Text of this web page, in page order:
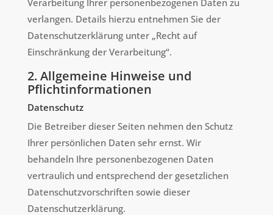
Verarbeitung Ihrer personenbezogenen Daten zu
verlangen. Details hierzu entnehmen Sie der
Datenschutzerklärung unter „Recht auf
Einschränkung der Verarbeitung“.
2. Allgemeine Hinweise und
Pflichtinformationen
Datenschutz
Die Betreiber dieser Seiten nehmen den Schutz
Ihrer persönlichen Daten sehr ernst. Wir
behandeln Ihre personenbezogenen Daten
vertraulich und entsprechend der gesetzlichen
Datenschutzvorschriften sowie dieser
Datenschutzerklärung.